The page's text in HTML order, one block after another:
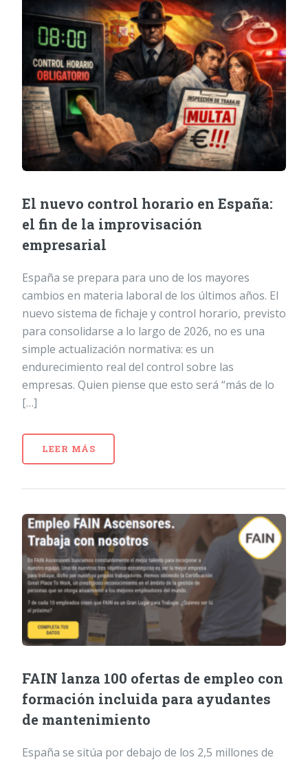
El nuevo control horario en España:
el fin de la improvisación
empresarial
España se prepara para uno de los mayores
cambios en materia laboral de los últimos años. El
nuevo sistema de fichaje y control horario, previsto
para consolidarse a lo largo de 2026, no es una
simple actualización normativa: es un
endurecimiento real del control sobre las
empresas. Quien piense que esto será “más de lo
[…]
LEER MÁS
FAIN lanza 100 ofertas de empleo con
formación incluida para ayudantes
de mantenimiento
España se sitúa por debajo de los 2,5 millones de